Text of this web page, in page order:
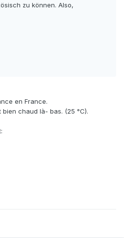
zu können. Also,
en France.
chaud là- bas. (25 °C).